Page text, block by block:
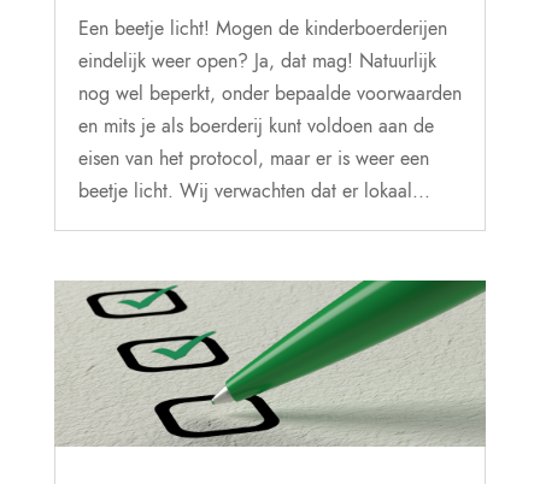
Een beetje licht! Mogen de kinderboerderijen
eindelijk weer open? Ja, dat mag! Natuurlijk
nog wel beperkt, onder bepaalde voorwaarden
en mits je als boerderij kunt voldoen aan de
eisen van het protocol, maar er is weer een
beetje licht. Wij verwachten dat er lokaal...